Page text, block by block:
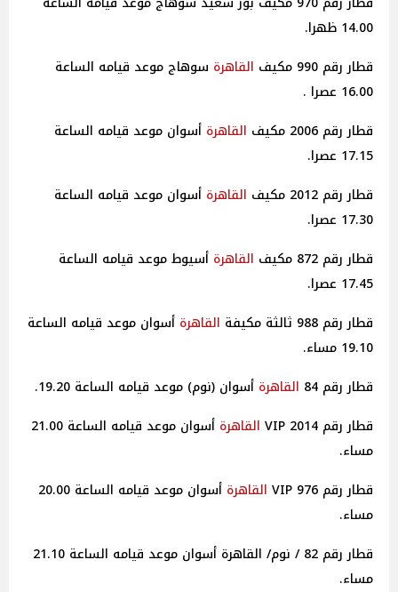
14.00 ظهرا.
قطار رقم 990 مكيف
القاهرة سوهاج موعد قيامه الساعة
16.00 عصرا .
قطار رقم 2006 مكيف
القاهرة أسوان موعد قيامه الساعة
17.15 عصرا.
قطار رقم 2012 مكيف
القاهرة أسوان موعد قيامه الساعة
17.30 عصرا.
قطار رقم 872 مكيف
القاهرة أسيوط موعد قيامه الساعة
17.45 عصرا.
قطار رقم 988 ثالثة مكيفة
القاهرة أسوان موعد قيامه الساعة
19.10 مساء.
قطار رقم 84
القاهرة أسوان (نوم) موعد قيامه الساعة 19.20.
قطار رقم 2014 VIP
القاهرة
أسوان موعد قيامه الساعة 21.00
مساء.
قطار رقم 976 VIP
القاهرة
أسوان موعد قيامه الساعة 20.00
مساء.
قطار رقم 82 / نوم/ القاهرة أسوان موعد قيامه الساعة 21.10
مساء.